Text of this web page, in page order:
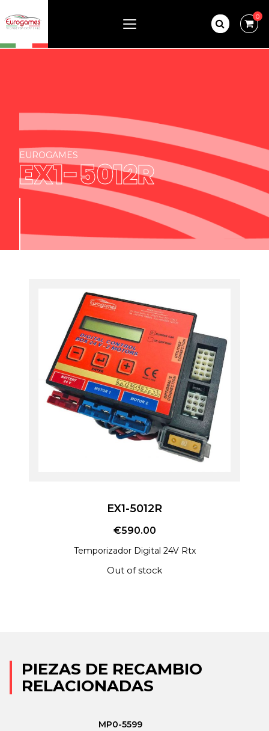
0
EUROGAMES
EX1-5012R
EX1-5012R
€590.00
Temporizador Digital 24V Rtx
Out of stock
PIEZAS DE RECAMBIO
RELACIONADAS
MP0-5599